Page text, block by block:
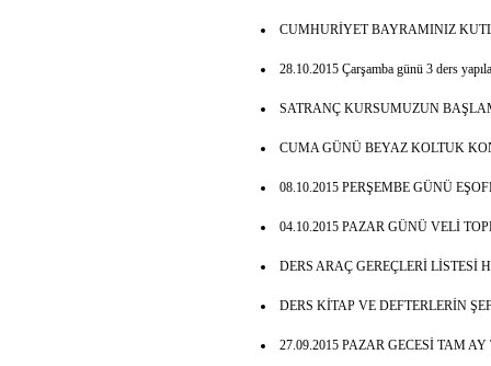
CUMHURİYET BAYRAMINIZ
28.10.2015 Çarşamba günü 3 ders
SATRANÇ KURSUMUZUN
CUMA GÜNÜ BEYAZ KOLTUK
08.10.2015 PERŞEMBE GÜNÜ
04.10.2015 PAZAR GÜNÜ VELİ
DERS ARAÇ GEREÇLERİ LİSTESİ
DERS KİTAP VE DEFTERLERİN
27.09.2015 PAZAR GECESİ TAM